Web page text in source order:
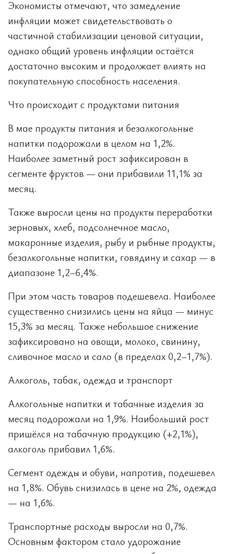
Экономисты отмечают, что замедление
инфляции может свидетельствовать о
частичной стабилизации ценовой ситуации,
однако общий уровень инфляции остаётся
достаточно высоким и продолжает влиять на
покупательную способность населения.
Что происходит с продуктами питания
В мае продукты питания и безалкогольные
напитки подорожали в целом на 1,2%.
Наиболее заметный рост зафиксирован в
сегменте фруктов — они прибавили 11,1% за
месяц.
Также выросли цены на продукты переработки
зерновых, хлеб, подсолнечное масло,
макаронные изделия, рыбу и рыбные продукты,
безалкогольные напитки, говядину и сахар — в
диапазоне 1,2–6,4%.
При этом часть товаров подешевела. Наиболее
существенно снизились цены на яйца — минус
15,3% за месяц. Также небольшое снижение
зафиксировано на овощи, молоко, свинину,
сливочное масло и сало (в пределах 0,2–1,7%).
Алкоголь, табак, одежда и транспорт
Алкогольные напитки и табачные изделия за
месяц подорожали на 1,9%. Наибольший рост
пришёлся на табачную продукцию (+2,1%),
алкоголь прибавил 1,6%.
Сегмент одежды и обуви, напротив, подешевел
на 1,8%. Обувь снизилась в цене на 2%, одежда
— на 1,6%.
Транспортные расходы выросли на 0,7%.
Основным фактором стало удорожание